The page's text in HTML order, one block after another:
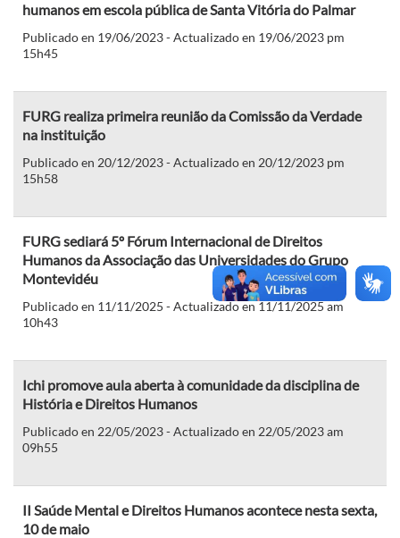
humanos em escola pública de Santa Vitória do Palmar
Publicado en 19/06/2023 - Actualizado en 19/06/2023 pm
15h45
FURG realiza primeira reunião da Comissão da Verdade
na instituição
Publicado en 20/12/2023 - Actualizado en 20/12/2023 pm
15h58
FURG sediará 5º Fórum Internacional de Direitos
Humanos da Associação das Universidades do Grupo
Montevidéu
Publicado en 11/11/2025 - Actualizado en 11/11/2025 am
10h43
Ichi promove aula aberta à comunidade da disciplina de
História e Direitos Humanos
Publicado en 22/05/2023 - Actualizado en 22/05/2023 am
09h55
II Saúde Mental e Direitos Humanos acontece nesta sexta,
10 de maio